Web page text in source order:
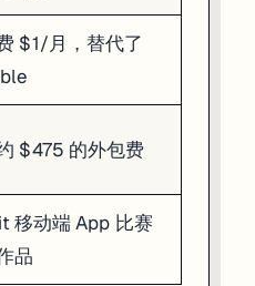
$1/月，替代了
$475 的外包费
移动端 App 比赛
品